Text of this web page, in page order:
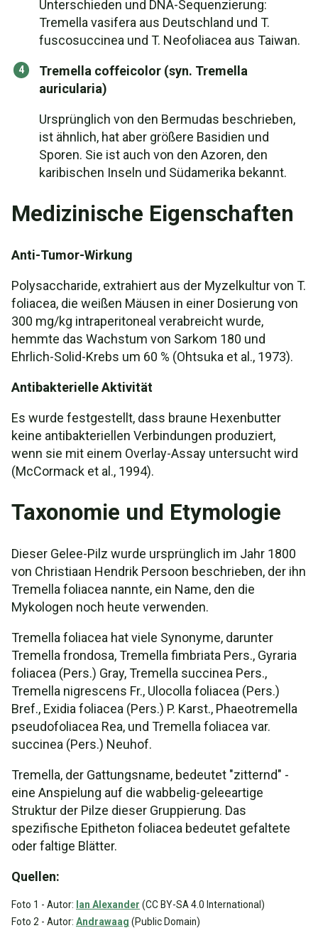
Unterschieden und DNA-Sequenzierung:
Tremella vasifera aus Deutschland und T.
fuscosuccinea und T. Neofoliacea aus Taiwan.
Tremella coffeicolor (syn. Tremella
auricularia)
Ursprünglich von den Bermudas beschrieben,
ist ähnlich, hat aber größere Basidien und
Sporen. Sie ist auch von den Azoren, den
karibischen Inseln und Südamerika bekannt.
Medizinische Eigenschaften
Anti-Tumor-Wirkung
Polysaccharide, extrahiert aus der Myzelkultur von T.
foliacea, die weißen Mäusen in einer Dosierung von
300 mg/kg intraperitoneal verabreicht wurde,
hemmte das Wachstum von Sarkom 180 und
Ehrlich-Solid-Krebs um 60 % (Ohtsuka et al., 1973).
Antibakterielle Aktivität
Es wurde festgestellt, dass braune Hexenbutter
keine antibakteriellen Verbindungen produziert,
wenn sie mit einem Overlay-Assay untersucht wird
(McCormack et al., 1994).
Taxonomie und Etymologie
Dieser Gelee-Pilz wurde ursprünglich im Jahr 1800
von Christiaan Hendrik Persoon beschrieben, der ihn
Tremella foliacea nannte, ein Name, den die
Mykologen noch heute verwenden.
Tremella foliacea hat viele Synonyme, darunter
Tremella frondosa, Tremella fimbriata Pers., Gyraria
foliacea (Pers.) Gray, Tremella succinea Pers.,
Tremella nigrescens Fr., Ulocolla foliacea (Pers.)
Bref., Exidia foliacea (Pers.) P. Karst., Phaeotremella
pseudofoliacea Rea, und Tremella foliacea var.
succinea (Pers.) Neuhof.
Tremella, der Gattungsname, bedeutet "zitternd" -
eine Anspielung auf die wabbelig-geleeartige
Struktur der Pilze dieser Gruppierung. Das
spezifische Epitheton foliacea bedeutet gefaltete
oder faltige Blätter.
Quellen:
Foto 1 - Autor: Ian Alexander (CC BY-SA 4.0 International)
Foto 2 - Autor: Andrawaag (Public Domain)